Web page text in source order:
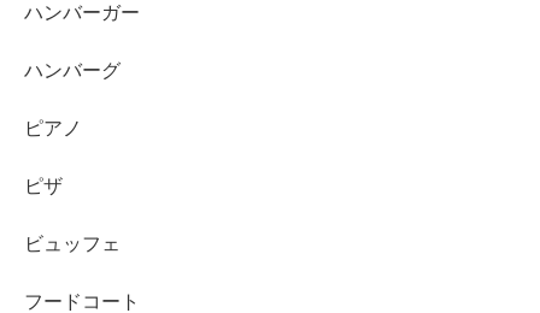
ハンバーガー
ハンバーグ
ピアノ
ピザ
ビュッフェ
フードコート